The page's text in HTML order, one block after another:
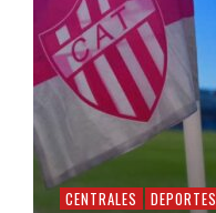
CENTRALES DEPORTES